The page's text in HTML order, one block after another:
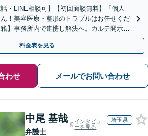
話・LINE相談可】【初回面談無料】「個人
！美容医療・整形のトラブルはお任せくだ
】事務所内で連携し解決へ。カルテ開示や
いたします【休日夜間面談可】
料金表を見る
わせ メールでお問い合わせ
中尾 基哉
弁護士
インタビュ
ーを見る
埼玉県